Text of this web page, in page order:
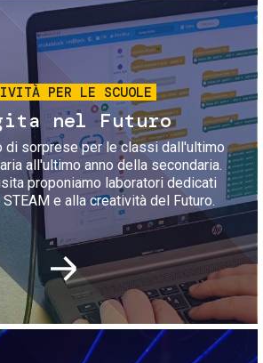
Immagine
PER LE SCUOLE
nel Futuro
di sorprese per le classi dall'ultimo
all'ultimo anno della secondaria.
proponiamo laboratori dedicati
e alla creatività del Futuro.
Immagine